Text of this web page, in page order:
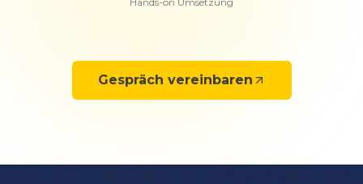
Gespräch vereinbaren